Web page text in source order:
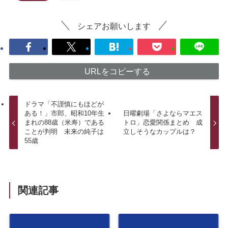
シェアお願いします
URLをコピーする
ドラマ「不謹慎にもほどが
ある！」市郎、昭和10年生
まれの88歳（米寿）である
ことが判明 未来の純子は
55歳
日曜劇場「さよならマエス
トロ」恋愛関係まとめ 成
立しそうなカップルは？
関連記事